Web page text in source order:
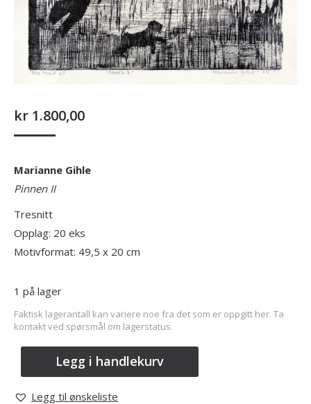
kr 1.800,00
Marianne Gihle
Pinnen II
Tresnitt
Opplag: 20 eks
Motivformat: 49,5 x 20 cm
1 på lager
Faktisk lagerantall kan variere noe fra det som er oppgitt her. Ta
kontakt ved spørsmål om lagerstatus.
Legg i handlekurv
Legg til ønskeliste